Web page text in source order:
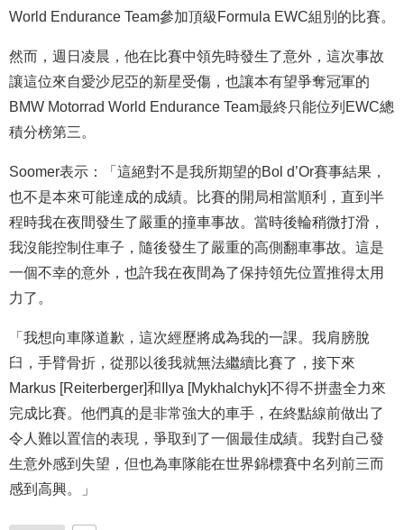
World Endurance Team參加頂級Formula EWC組別的比賽。
然而，週日凌晨，他在比賽中領先時發生了意外，這次事故
讓這位來自愛沙尼亞的新星受傷，也讓本有望爭奪冠軍的
BMW Motorrad World Endurance Team最終只能位列EWC總
積分榜第三。
Soomer表示：「這絕對不是我所期望的Bol d’Or賽事結果，
也不是本來可能達成的成績。比賽的開局相當順利，直到半
程時我在夜間發生了嚴重的撞車事故。當時後輪稍微打滑，
我沒能控制住車子，隨後發生了嚴重的高側翻車事故。這是
一個不幸的意外，也許我在夜間為了保持領先位置推得太用
力了。
「我想向車隊道歉，這次經歷將成為我的一課。我肩膀脫
臼，手臂骨折，從那以後我就無法繼續比賽了，接下來
Markus [Reiterberger]和Ilya [Mykhalchyk]不得不拼盡全力來
完成比賽。他們真的是非常強大的車手，在終點線前做出了
令人難以置信的表現，爭取到了一個最佳成績。我對自己發
生意外感到失望，但也為車隊能在世界錦標賽中名列前三而
感到高興。」